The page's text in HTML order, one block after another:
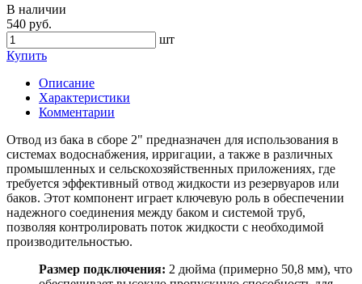
В наличии
540 руб.
шт
Купить
Описание
Характеристики
Комментарии
Отвод из бака в сборе 2" предназначен для использования в
системах водоснабжения, ирригации, а также в различных
промышленных и сельскохозяйственных приложениях, где
требуется эффективный отвод жидкости из резервуаров или
баков. Этот компонент играет ключевую роль в обеспечении
надежного соединения между баком и системой труб,
позволяя контролировать поток жидкости с необходимой
производительностью.
Размер подключения: 2 дюйма (примерно 50,8 мм), что